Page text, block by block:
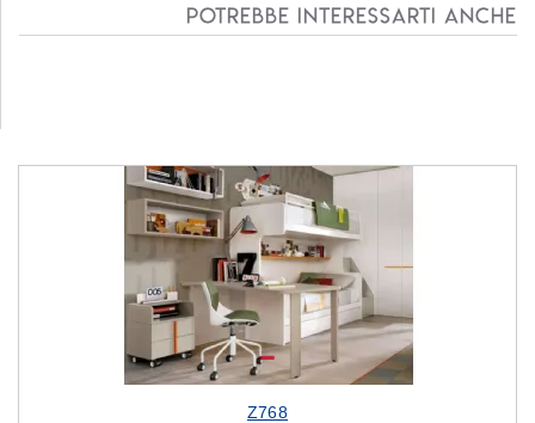
Z768
Potrebbe interessarti anche